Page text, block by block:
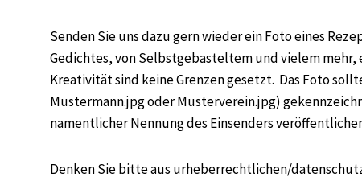
Senden Sie uns dazu gern wieder ein Foto eines
Gedichtes, von Selbstgebasteltem und vielem mehr,
Kreativität sind keine Grenzen gesetzt. Das Foto
Mustermann.jpg oder Musterverein.jpg)
namentlicher Nennung des Einsenders
Denken Sie bitte aus urheberrechtlichen/